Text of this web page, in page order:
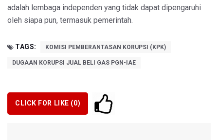
adalah lembaga independen yang tidak dapat dipengaruhi
oleh siapa pun, termasuk pemerintah.
TAGS: KOMISI PEMBERANTASAN KORUPSI (KPK)
DUGAAN KORUPSI JUAL BELI GAS PGN-IAE
CLICK FOR LIKE (0)